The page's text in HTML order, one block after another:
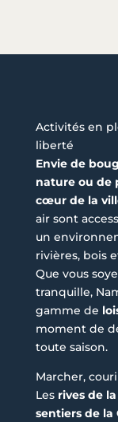
Activités en
liberté
Envie de
nature ou de
cœur de la
air sont
un
rivières, bois
Que vous
tranquille,
gamme de
moment de
toute saison.
Marcher,
Les rives de
sentiers de la